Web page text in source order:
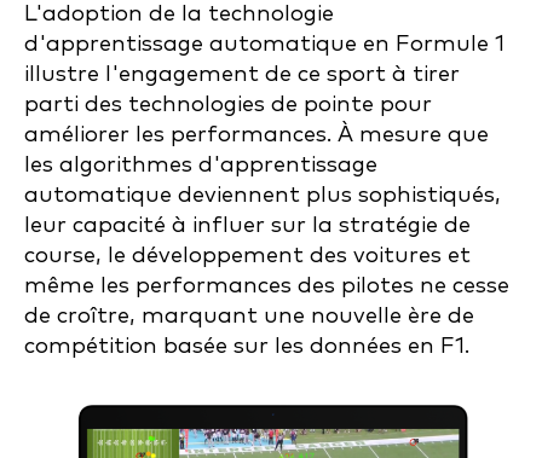
L'adoption de la technologie
d'apprentissage automatique en Formule 1
illustre l'engagement de ce sport à tirer
parti des technologies de pointe pour
améliorer les performances. À mesure que
les algorithmes d'apprentissage
automatique deviennent plus sophistiqués,
leur capacité à influer sur la stratégie de
course, le développement des voitures et
même les performances des pilotes ne cesse
de croître, marquant une nouvelle ère de
compétition basée sur les données en F1.